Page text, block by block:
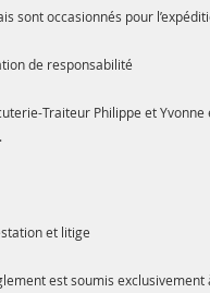
occasionnés pour
de responsabilité
Traiteur Philippe et
et litige
est soumis exclusivement